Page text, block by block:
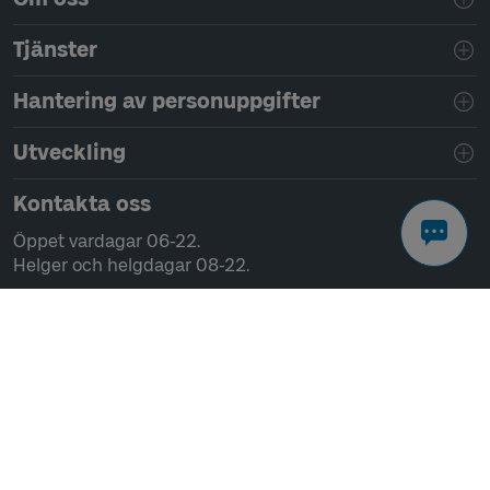
Tjänster
Hantering av personuppgifter
Utveckling
Kontakta oss
Öppet vardagar 06-22.
Helger och helgdagar 08-22.